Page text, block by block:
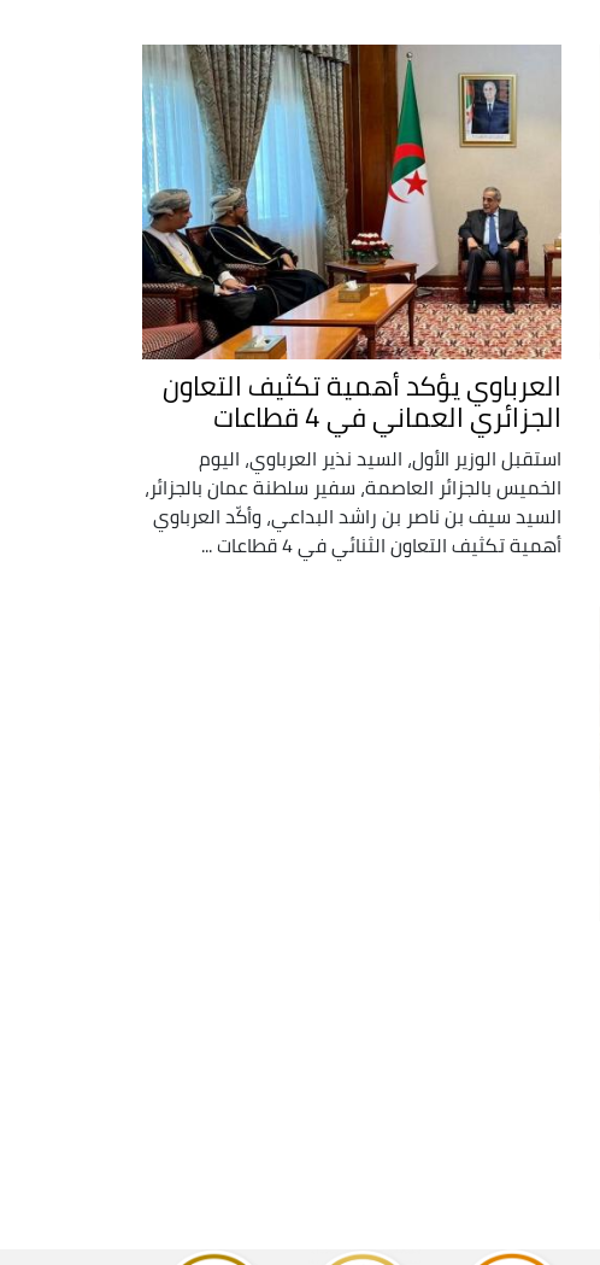
العرباوي يؤكد أهمية تكثيف التعاون
الجزائري العماني في 4 قطاعات
استقبل الوزير الأول، السيد نذير العرباوي، اليوم
الخميس بالجزائر العاصمة، سفير سلطنة عمان بالجزائر،
السيد سيف بن ناصر بن راشد البداعي، وأكّد العرباوي
أهمية تكثيف التعاون الثنائي في 4 قطاعات ...